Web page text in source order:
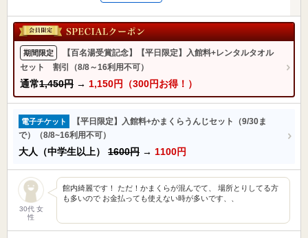
期間限定
【百名湯受賞記念】【平日限定】入館料+レンタルタオル
セット 割引（8/8～16利用不可）
通常1,450円 → 1,150円（300円お得！）
電子チケット
【平日限定】入館料+かまくらうんじセット（9/30ま
で）（8/8~16利用不可）
大人（中学生以上） 1600円 → 1100円
30代 女
性
館内綺麗です！ ただ！かまくらが混んでて、 場所とりしてる方
も多いので お金払っても使えない時が多いです、、